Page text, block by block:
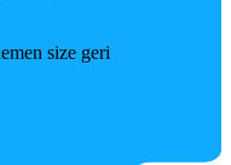
size geri